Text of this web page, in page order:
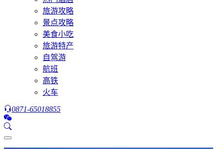
旅游攻略
景点攻略
美食小吃
旅游特产
自驾游
航班
高铁
火车
0871-65018855